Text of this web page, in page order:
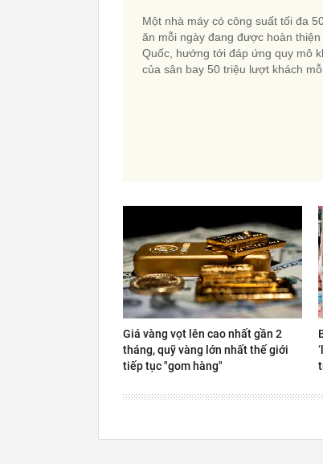
Một nhà máy có công suất tối đa
ăn mỗi ngày đang được hoàn thiện
Quốc, hướng tới đáp ứng quy mô
của sân bay 50 triệu lượt khách
Giá vàng vọt lên cao nhất gần 2
tháng, quỹ vàng lớn nhất thế giới
tiếp tục "gom hàng"